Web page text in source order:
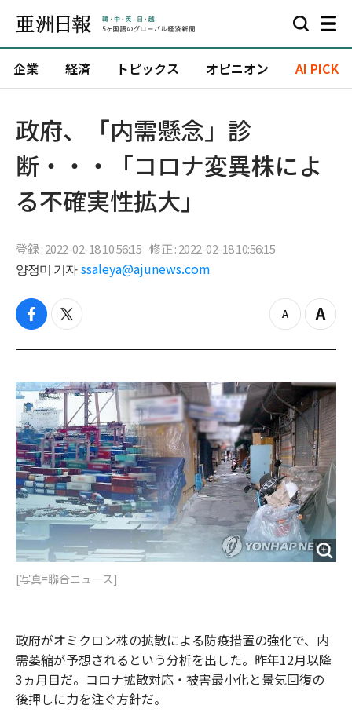
企業 経済 トピックス オピニオン AI PICK
政府、「内需懸念」診
断・・・「コロナ変異株によ
る不確実性拡大」
登録 : 2022-02-18 10:56:15 修正 : 2022-02-18 10:56:15
양정미 기자 ssaleya@ajunews.com
f
c
b
o
o
k
t
i
t
e
z
o
o
u
t
Z
o
i
n
[写真=聯合ニュース]
政府がオミクロン株の拡散による防疫措置の強化で、内
需萎縮が予想されるという分析を出した。昨年12月以降
3ヵ月目だ。コロナ拡散対応・被害最小化と景気回復の
後押しに力を注ぐ方針だ。